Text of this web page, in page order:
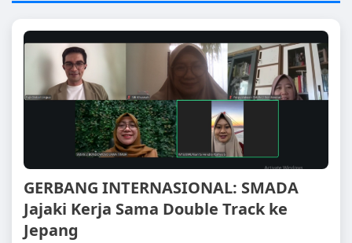
GERBANG INTERNASIONAL: SMADA
Jajaki Kerja Sama Double Track ke
Jepang